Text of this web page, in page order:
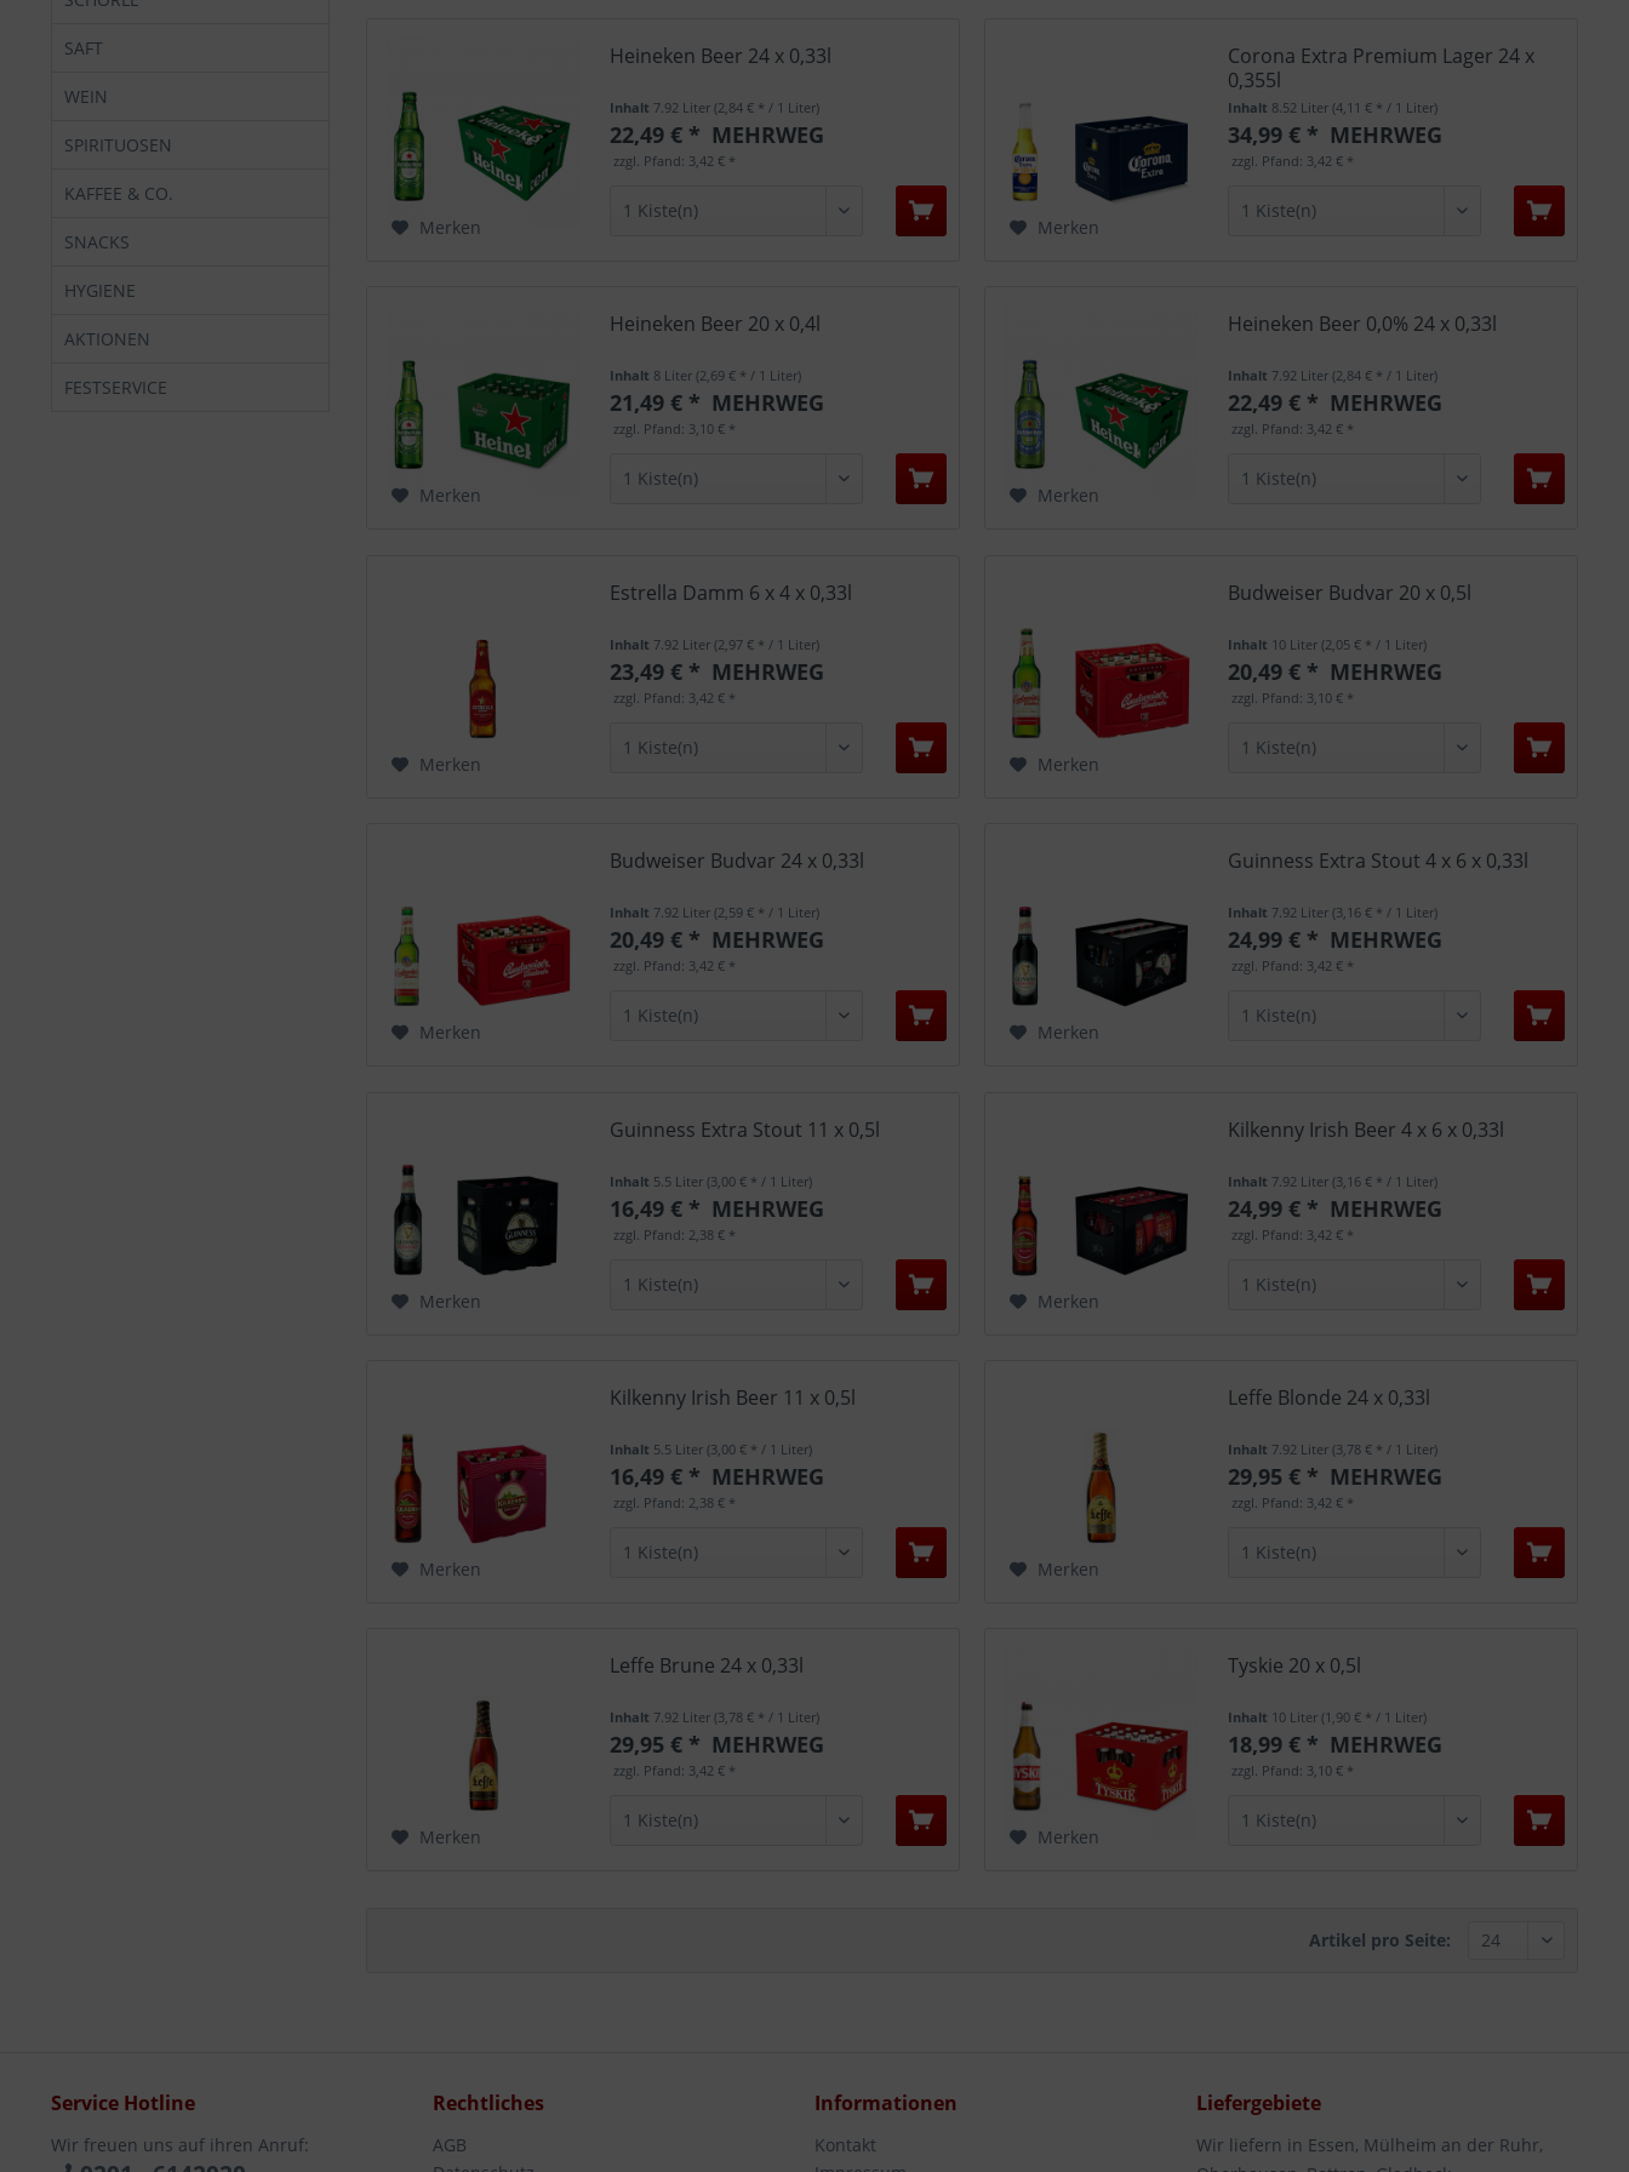
SAFT
WEIN
SPIRITUOSEN
KAFFEE & CO.
SNACKS
HYGIENE
AKTIONEN
FESTSERVICE
Heineken Beer 24 x 0,33l
Inhalt 7.92 Liter(2,84 € * / 1 Liter)
22,49 € * MEHRWEG
zzgl. Pfand: 3,42 € *
Merken
Corona Extra Premium Lager 24 x
0,355l
Inhalt 8.52 Liter(4,11 € * / 1 Liter)
34,99 € * MEHRWEG
zzgl. Pfand: 3,42 € *
Merken
Heineken Beer 20 x 0,4l
Inhalt 8 Liter(2,69 € * / 1 Liter)
21,49 € * MEHRWEG
zzgl. Pfand: 3,10 € *
Merken
Heineken Beer 0,0% 24 x 0,33l
Inhalt 7.92 Liter(2,84 € * / 1 Liter)
22,49 € * MEHRWEG
zzgl. Pfand: 3,42 € *
Merken
Estrella Damm 6 x 4 x 0,33l
Inhalt 7.92 Liter(2,97 € * / 1 Liter)
23,49 € * MEHRWEG
zzgl. Pfand: 3,42 € *
Merken
Budweiser Budvar 20 x 0,5l
Inhalt 10 Liter(2,05 € * / 1 Liter)
20,49 € * MEHRWEG
zzgl. Pfand: 3,10 € *
Merken
Budweiser Budvar 24 x 0,33l
Inhalt 7.92 Liter(2,59 € * / 1 Liter)
20,49 € * MEHRWEG
zzgl. Pfand: 3,42 € *
Merken
Guinness Extra Stout 4 x 6 x 0,33l
Inhalt 7.92 Liter(3,16 € * / 1 Liter)
24,99 € * MEHRWEG
zzgl. Pfand: 3,42 € *
Merken
Guinness Extra Stout 11 x 0,5l
Inhalt 5.5 Liter(3,00 € * / 1 Liter)
16,49 € * MEHRWEG
zzgl. Pfand: 2,38 € *
Merken
Kilkenny Irish Beer 4 x 6 x 0,33l
Inhalt 7.92 Liter(3,16 € * / 1 Liter)
24,99 € * MEHRWEG
zzgl. Pfand: 3,42 € *
Merken
Kilkenny Irish Beer 11 x 0,5l
Inhalt 5.5 Liter(3,00 € * / 1 Liter)
16,49 € * MEHRWEG
zzgl. Pfand: 2,38 € *
Merken
Leffe Blonde 24 x 0,33l
Inhalt 7.92 Liter(3,78 € * / 1 Liter)
29,95 € * MEHRWEG
zzgl. Pfand: 3,42 € *
Merken
Leffe Brune 24 x 0,33l
Inhalt 7.92 Liter(3,78 € * / 1 Liter)
29,95 € * MEHRWEG
zzgl. Pfand: 3,42 € *
Merken
Tyskie 20 x 0,5l
Inhalt 10 Liter(1,90 € * / 1 Liter)
18,99 € * MEHRWEG
zzgl. Pfand: 3,10 € *
Merken
Artikel pro Seite:
Service Hotline
Wir freuen uns auf ihren Anruf:
Rechtliches
AGB
Informationen
Kontakt
Liefergebiete
Wir liefern in Essen, Mülheim an der Ruhr,